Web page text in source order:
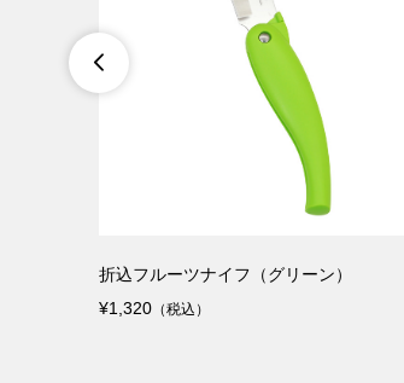

折込フルーツナイフ（グリーン）
¥1,320 （税込）